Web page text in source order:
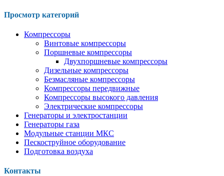
Просмотр категорий
Компрессоры
Винтовые компрессоры
Поршневые компрессоры
Двухпоршневые компрессоры
Дизельные компрессоры
Безмасляные компрессоры
Компрессоры передвижные
Компрессоры высокого давления
Электрические компрессоры
Генераторы и электростанции
Генераторы газа
Модульные станции МКС
Пескоструйное оборудование
Подготовка воздуха
Контакты